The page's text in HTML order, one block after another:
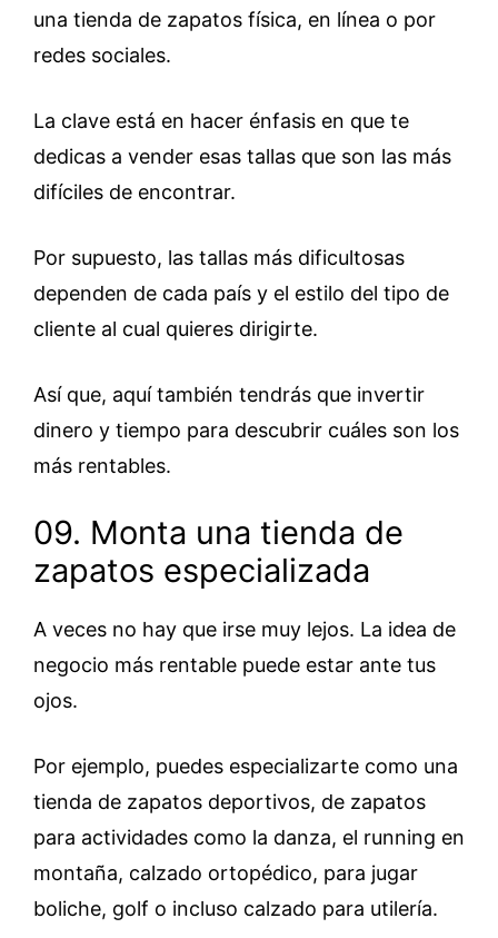
una tienda de zapatos física, en línea o por
redes sociales.
La clave está en hacer énfasis en que te
dedicas a vender esas tallas que son las más
difíciles de encontrar.
Por supuesto, las tallas más dificultosas
dependen de cada país y el estilo del tipo de
cliente al cual quieres dirigirte.
Así que, aquí también tendrás que invertir
dinero y tiempo para descubrir cuáles son los
más rentables.
09. Monta una tienda de
zapatos especializada
A veces no hay que irse muy lejos. La idea de
negocio más rentable puede estar ante tus
ojos.
Por ejemplo, puedes especializarte como una
tienda de zapatos deportivos, de zapatos
para actividades como la danza, el running en
montaña, calzado ortopédico, para jugar
boliche, golf o incluso calzado para utilería.